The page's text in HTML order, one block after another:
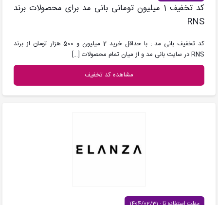
کد تخفیف 1 میلیون تومانی بانی مد برای محصولات برند
RNS
کد تخفیف بانی مد : با حداقل خرید 2 میلیون و 500 هزار تومان از برند
RNS در سایت بانی مد و از میان تمام محصولات
[…]
مشاهده کد تخفیف